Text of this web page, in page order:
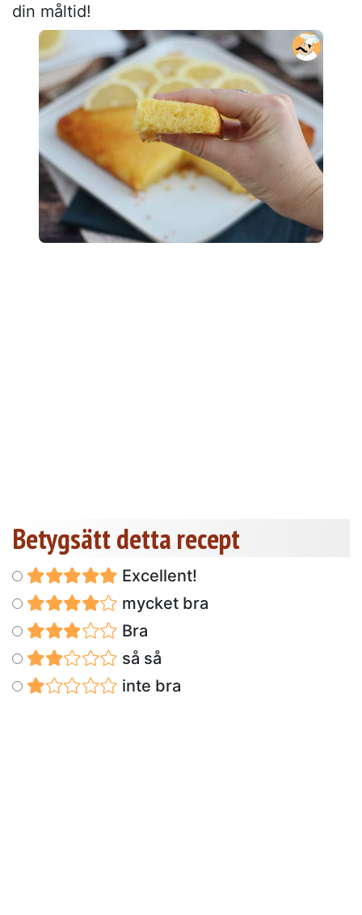
din måltid!
Betygsätt detta recept
Excellent!
mycket bra
Bra
så så
inte bra